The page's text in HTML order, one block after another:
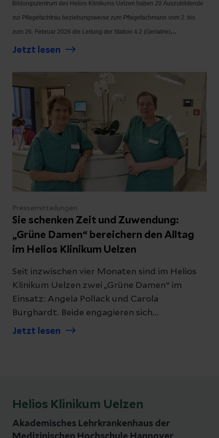
Bildungszentrum des Helios Klinikums Uelzen haben 20 Auszubildende
zur Pflegefachfrau beziehungsweise zum Pflegefachmann vom 2. bis
zum 26. Februar 2026 die Leitung der Station 4.2 (Geriatrie)
übernommen - natürlich unter den wachsamen Augen examinierter
Jetzt lesen
Pressemitteilungen
Sie schenken Zeit und Zuwendung:
„Grüne Damen“ bereichern den Alltag
im Helios Klinikum Uelzen
Seit inzwischen vier Monaten sind im Helios
Klinikum Uelzen zwei „Grüne Damen“ im
Einsatz: Angela Pollack und Carola
Burghardt. Beide engagieren sich
ehrenamtlich, um Patientinnen und Patienten
Jetzt lesen
Helios Klinikum Uelzen
Akademisches Lehrkrankenhaus der